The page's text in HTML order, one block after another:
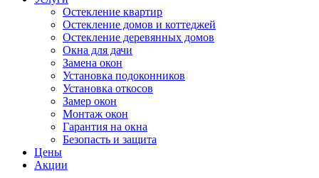
Остекление квартир
Остекление домов и коттеджей
Остекление деревянных домов
Окна для дачи
Замена окон
Установка подоконников
Установка откосов
Замер окон
Монтаж окон
Гарантия на окна
Безопасть и защита
Цены
Акции